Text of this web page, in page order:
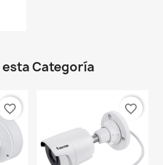
Categoría
favorite_border favorite_border